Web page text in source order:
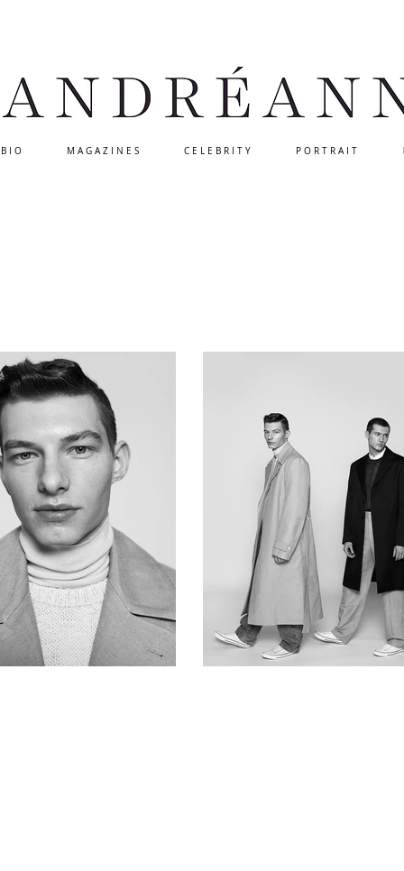
B I O M A G A Z I N E S C E L E B R I T Y P O R T R A I T